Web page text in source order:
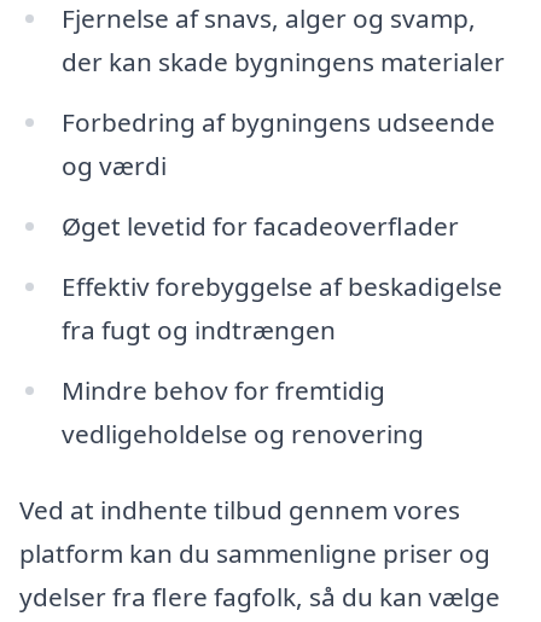
Fjernelse af snavs, alger og svamp,
der kan skade bygningens materialer
Forbedring af bygningens udseende
og værdi
Øget levetid for facadeoverflader
Effektiv forebyggelse af beskadigelse
fra fugt og indtrængen
Mindre behov for fremtidig
vedligeholdelse og renovering
Ved at indhente tilbud gennem vores
platform kan du sammenligne priser og
ydelser fra flere fagfolk, så du kan vælge